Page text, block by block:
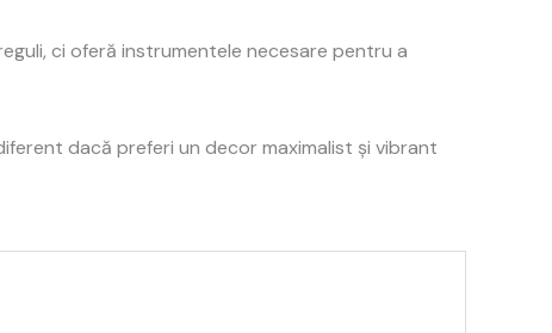
ci oferă instrumentele necesare pentru a
dacă preferi un decor maximalist și vibrant